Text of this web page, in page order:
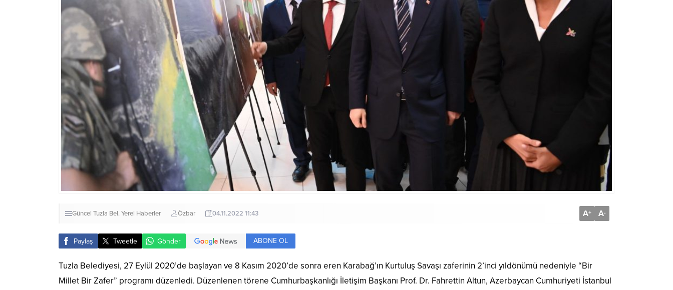
Güncel Tuzla Bel. Yerel Haberler Özbar 04.11.2022 11:43 A+ A-
Paylaş Tweetle Gönder ABONE OL
Tuzla Belediyesi, 27 Eylül 2020’de başlayan ve 8 Kasım 2020’de sonra eren Karabağ’ın Kurtuluş Savaşı zaferinin 2’inci yıldönümü nedeniyle “Bir
Millet Bir Zafer” programı düzenledi. Düzenlenen törene Cumhurbaşkanlığı İletişim Başkanı Prof. Dr. Fahrettin Altun, Azerbaycan Cumhuriyeti İstanbul